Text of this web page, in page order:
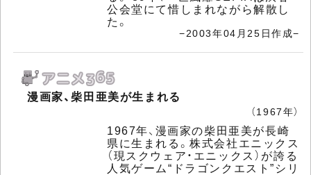
公会堂にて惜しまれながら解散し
た。
−2003年04月25日作成−
漫画家、柴田亜美が生まれる
（1967年）
1967年、漫画家の柴田亜美が長崎
県に生まれる。株式会社エニックス
（現スクウェア・エニックス）が誇る
人気ゲーム“ドラゴンクエスト”シリ